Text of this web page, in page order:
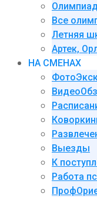
Все
Летняя
Артек,
НА СМЕНАХ
Выезды
К
Работа